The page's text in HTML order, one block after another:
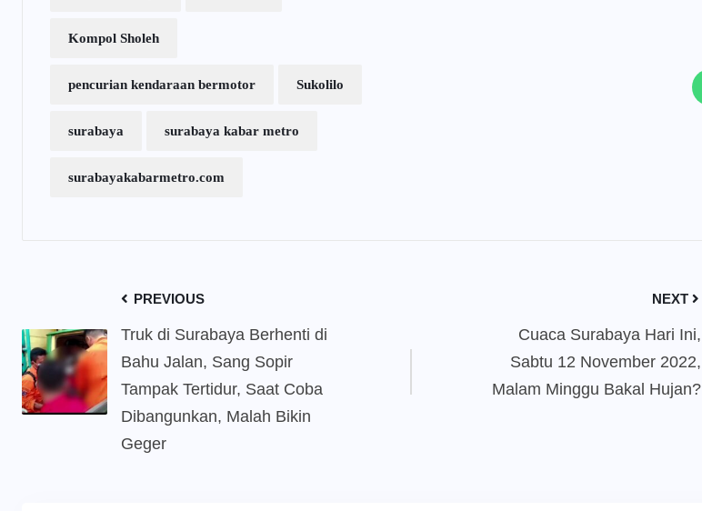
Kompol Sholeh
pencurian kendaraan bermotor Sukolilo
surabaya surabaya kabar metro
surabayakabarmetro.com
PREVIOUS
Truk di Surabaya Berhenti di
Bahu Jalan, Sang Sopir
Tampak Tertidur, Saat Coba
Dibangunkan, Malah Bikin
Geger
NEXT
Cuaca Surabaya Hari Ini,
Sabtu 12 November 2022,
Malam Minggu Bakal Hujan?